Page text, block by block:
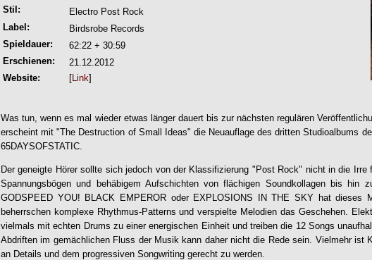
Stil:
Electro Post Rock
Label:
Birdsrobe Records
Spieldauer:
62:22 + 30:59
Erschienen:
21.12.2012
Website:
[Link]
Was tun, wenn es mal wieder etwas länger dauert bis zur nächsten regulären
erscheint mit "The Destruction of Small Ideas" die Neuauflage des dritten Studioalbums
65DAYSOFSTATIC
Der geneigte Hörer sollte sich jedoch von der Klassifizierung "Post Rock" nicht in die Irre
Spannungsbögen und behäbigem Aufschichten von flächigen Soundkollagen bis hin
GODSPEED YOU! BLACK EMPEROR oder EXPLOSIONS IN THE SKY hat dieses
beherrschen komplexe Rhythmus-Patterns und verspielte Melodien das Geschehen.
vielmals mit echten Drums zu einer energischen Einheit und treiben die 12 Songs
Abdriften im gemächlichen Fluss der Musik kann daher nicht die Rede sein. Vielmehr ist
an Details und dem progressiven Songwriting gerecht zu werden.